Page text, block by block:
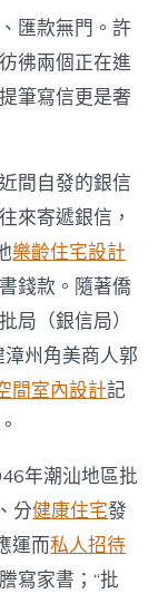
匯款無門。許
彿兩個正在進
筆寫信更是奢
間自發的銀信
來寄遞銀信，
樂齡住宅設計
錢款。隨著僑
局（銀信局）
州角美商人郭
間室內設計記
年潮汕地區批
分健康住宅發
運而私人招待
寫家書；“批